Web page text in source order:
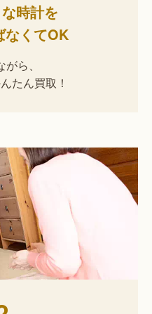
時計を
なくてOK
ら、
たん買取！